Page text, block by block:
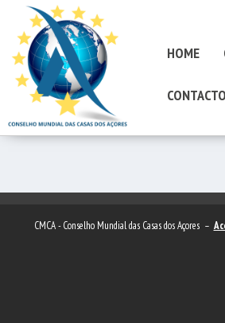
HOME
CMCA - Conselho Mundial das Casas dos Açores –